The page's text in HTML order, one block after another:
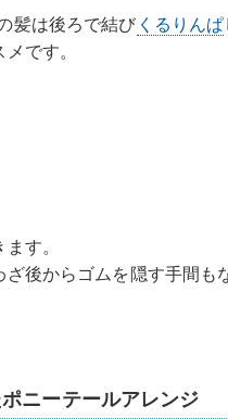
は後ろで結び くるりんぱ
です。
す。
後からゴムを隠す手間も
ニーテールアレンジ